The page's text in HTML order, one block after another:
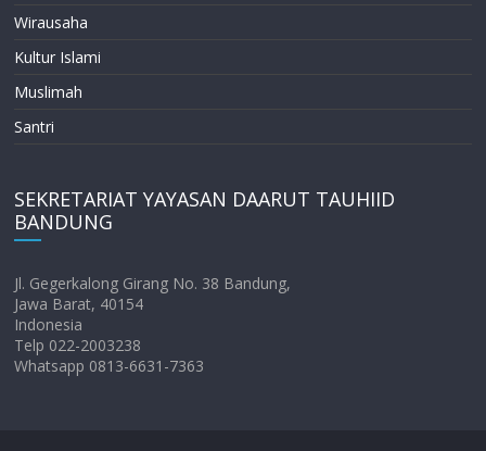
Wirausaha
Kultur Islami
Muslimah
Santri
SEKRETARIAT YAYASAN DAARUT TAUHIID
BANDUNG
Jl. Gegerkalong Girang No. 38 Bandung,
Jawa Barat, 40154
Indonesia
Telp 022-2003238
Whatsapp 0813-6631-7363